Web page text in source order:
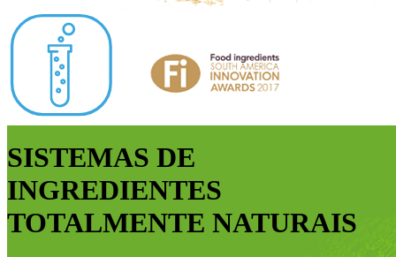
SISTEMAS DE
INGREDIENTES
TOTALMENTE NATURAIS